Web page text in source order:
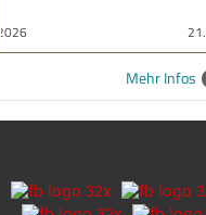
21.06.2026
Mehr Infos